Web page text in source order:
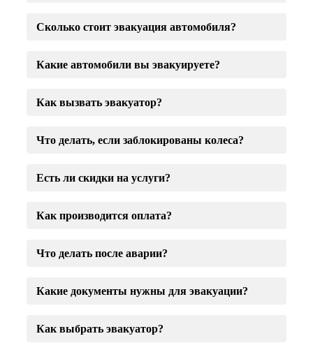
Сколько стоит эвакуация автомобиля?
Какие автомобили вы эвакуируете?
Как вызвать эвакуатор?
Что делать, если заблокированы колеса?
Есть ли скидки на услуги?
Как производится оплата?
Что делать после аварии?
Какие документы нужны для эвакуации?
Как выбрать эвакуатор?